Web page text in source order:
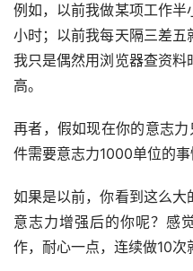
例如，以前我做某项工作
小时；以前我每天隔三差
我只是偶然用浏览器查资
高。
再者，假如现在你的意志
件需要意志力1000单位的事
如果是以前，你看到这么
意志力增强后的你呢？感
作，耐心一点，连续做10次